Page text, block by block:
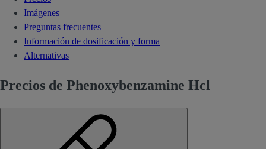
Imágenes
Preguntas frecuentes
Información de dosificación y forma
Alternativas
Precios de Phenoxybenzamine Hcl